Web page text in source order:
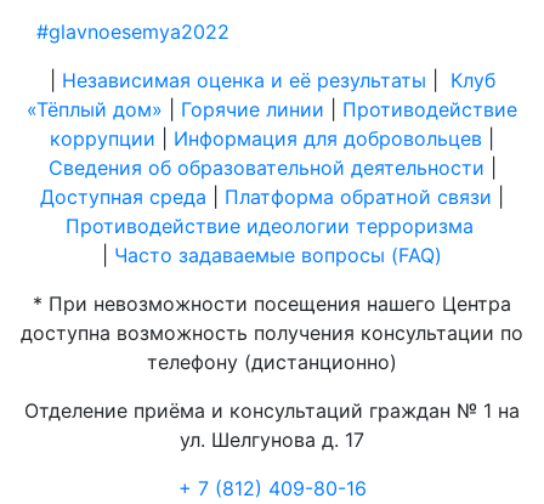
#glavnoesemya2022
Независимая оценка и её результаты
Клуб
«Тёплый дом»
Горячие линии
Противодействие
коррупции
Информация для добровольцев
Сведения об образовательной деятельности
Доступная среда
Платформа обратной связи
Противодействие идеологии терроризма
Часто задаваемые вопросы (FAQ)
* При невозможности посещения нашего Центра
доступна возможность получения консультации по
телефону (дистанционно)
Отделение приёма и консультаций граждан № 1 на
ул. Шелгунова д. 17
+ 7 (812) 409-80-16